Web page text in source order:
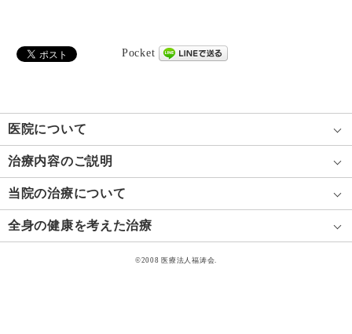
Pocket
医院について
治療内容のご説明
当院の治療について
全身の健康を考えた治療
©2008 医療法人福涛会.